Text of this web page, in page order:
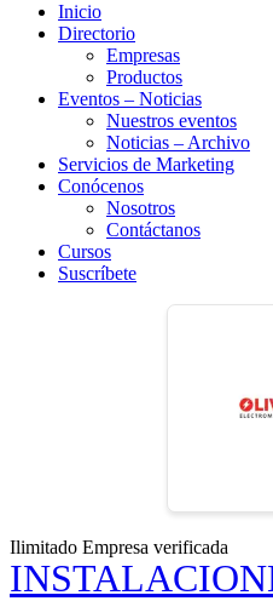
Inicio
Directorio
Empresas
Productos
Eventos – Noticias
Nuestros eventos
Noticias – Archivo
Servicios de Marketing
Conócenos
Nosotros
Contáctanos
Cursos
Suscríbete
Ilimitado Empresa verificada